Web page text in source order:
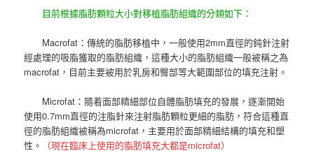
目前根據脂肪顆粒大小對移植脂肪組織的分類如下：
Macrofat：傳統的脂肪移植中，一般使用2mm直徑的鈍針注射
經處理的吸脂獲取的脂肪組織，這種大小的脂肪組織一般被稱之為
macrofat，目前主要被用於乳房和臀部等大範圍部位的填充注射。
Microfat：隨着面部精細部位自體脂肪填充的發展，逐漸開始
使用0.7mm直徑的注脂針來注射脂肪顆粒更細的脂肪，符合這種直
徑的脂肪組織被稱為microfat，主要用於面部精細結構的填充和塑
性。
（現在臨床上使用的脂肪填充大都是microfat）